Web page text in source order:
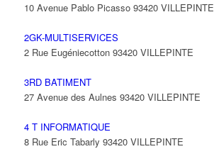
10 Avenue Pablo Picasso 93420 VILLEPINTE
2GK-MULTISERVICES
2 Rue Eugéniecotton 93420 VILLEPINTE
3RD BATIMENT
27 Avenue des Aulnes 93420 VILLEPINTE
4 T INFORMATIQUE
8 Rue Eric Tabarly 93420 VILLEPINTE